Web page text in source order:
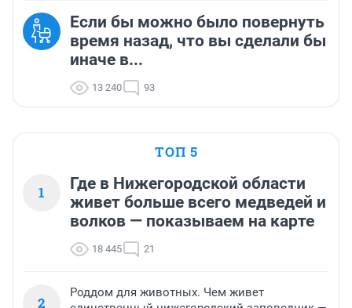
Если бы можно было повернуть
время назад, что вы сделали бы
иначе в...
13 240 93
ТОП 5
1
Где в Нижегородской области
живет больше всего медведей и
волков — показываем на карте
18 445 21
2
Роддом для животных. Чем живет